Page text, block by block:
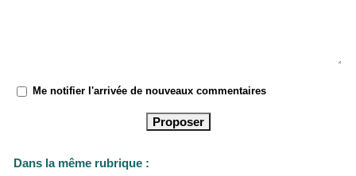
Me notifier l'arrivée de nouveaux commentaires
Dans la même rubrique :